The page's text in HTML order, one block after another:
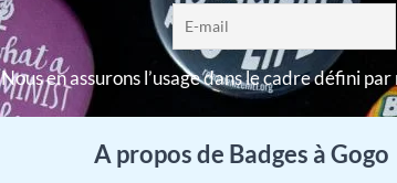
Nous en assurons l’usage dans le cadre défini
A propos de Badges à Gogo